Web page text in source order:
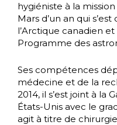
hygiéniste à la
Mars d’un an qui
l’Arctique canadien
Programme des
Ses compétences
médecine et de la
2014, il s’est joint à la
États-Unis avec le
agit à titre de